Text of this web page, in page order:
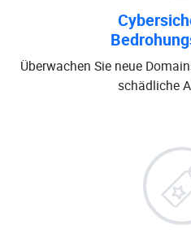
Überwachen Sie neue
schädliche